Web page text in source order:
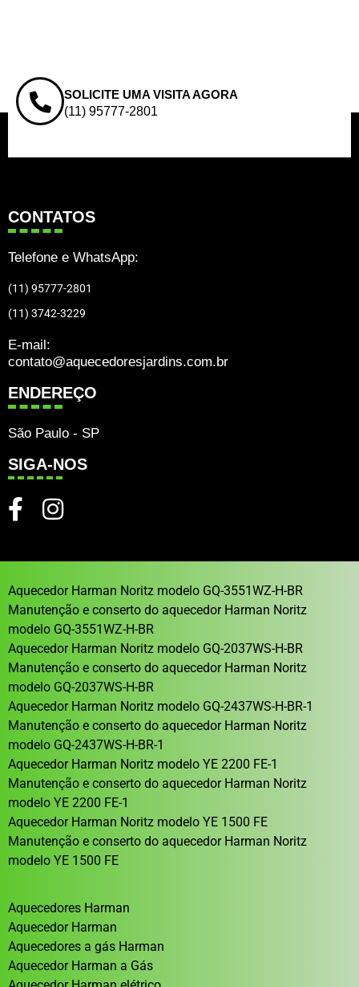
SOLICITE UMA VISITA AGORA
(11) 95777-2801
CONTATOS
Telefone e WhatsApp:
(11) 95777-2801
(11) 3742-3229
E-mail:
contato@aquecedoresjardins.com.br
ENDEREÇO
São Paulo - SP
SIGA-NOS
Aquecedor Harman Noritz modelo GQ-3551WZ-H-BR
Manutenção e conserto do aquecedor Harman Noritz
modelo GQ-3551WZ-H-BR
Aquecedor Harman Noritz modelo GQ-2037WS-H-BR
Manutenção e conserto do aquecedor Harman Noritz
modelo GQ-2037WS-H-BR
Aquecedor Harman Noritz modelo GQ-2437WS-H-BR-1
Manutenção e conserto do aquecedor Harman Noritz
modelo GQ-2437WS-H-BR-1
Aquecedor Harman Noritz modelo YE 2200 FE-1
Manutenção e conserto do aquecedor Harman Noritz
modelo YE 2200 FE-1
Aquecedor Harman Noritz modelo YE 1500 FE
Manutenção e conserto do aquecedor Harman Noritz
modelo YE 1500 FE
Aquecedores Harman
Aquecedor Harman
Aquecedores a gás Harman
Aquecedor Harman a Gás